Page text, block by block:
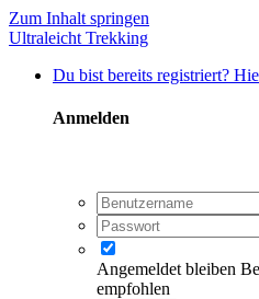
Zum Inhalt springen
Ultraleicht Trekking
Du bist bereits registriert?
Anmelden
Angemeldet bleiben
empfohlen